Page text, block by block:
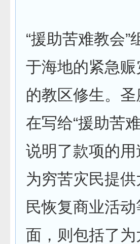
“援助苦难教会
于海地的紧急
的教区修生。
在写给“援助苦
说明了款项的
为穷苦灾民提
民恢复商业活
面，则包括了